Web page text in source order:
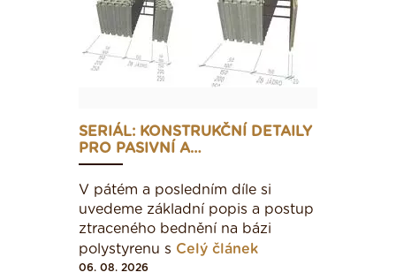
SERIÁL: KONSTRUKČNÍ DETAILY
PRO PASIVNÍ A…
V pátém a posledním díle si
uvedeme základní popis a postup
ztraceného bednění na bázi
polystyrenu s Celý článek
06. 08. 2026